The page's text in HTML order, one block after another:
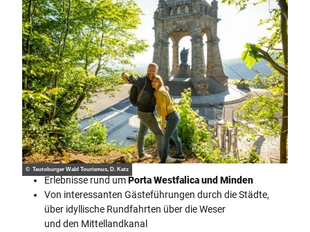
© Teutoburger Wald Tourismus, D. Ketz
Erlebnisse rund umPorta Westfalica und Minden
Von interessanten Gästeführungen durch die Städte,
über idyllische Rundfahrten über die Weser
und den Mittellandkanal